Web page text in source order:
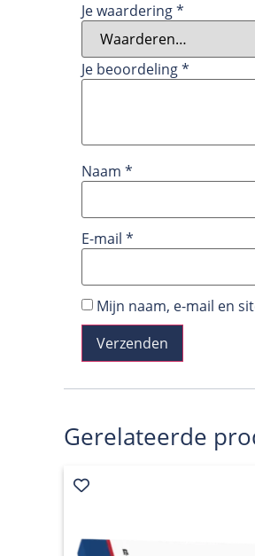
Je waardering*
Je beoordeling*
Naam *
E-mail *
Mijn naam, e-mail en
Gerelateerde